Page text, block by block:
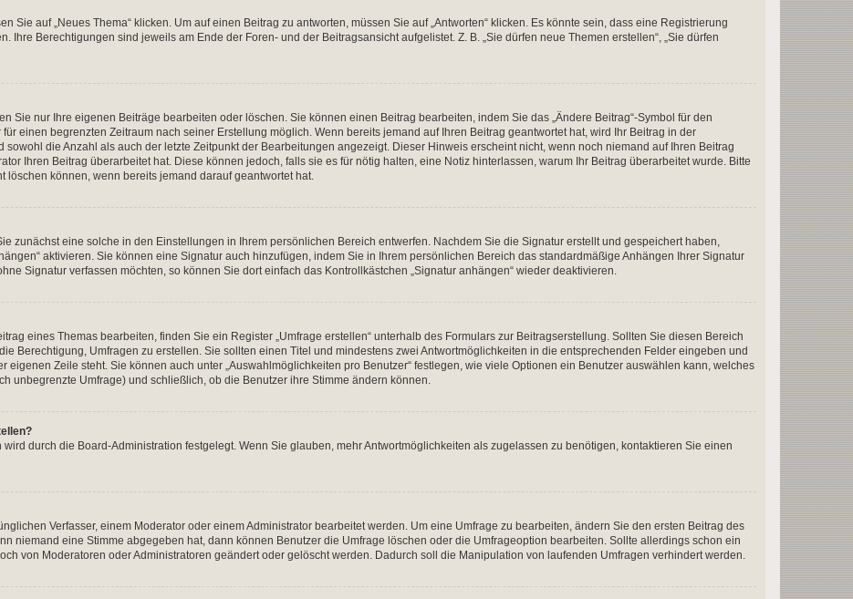
Sie auf „Neues Thema“ klicken. Um auf einen Beitrag zu antworten, müssen Sie auf „Antworten“ klicken. Es könnte sein, dass eine Registrierung
Ihre Berechtigungen sind jeweils am Ende der Foren- und der Beitragsansicht aufgelistet. Z. B. „Sie dürfen neue Themen erstellen“, „Sie dürfen
Sie nur Ihre eigenen Beiträge bearbeiten oder löschen. Sie können einen Beitrag bearbeiten, indem Sie das „Ändere Beitrag“-Symbol für den
einen begrenzten Zeitraum nach seiner Erstellung möglich. Wenn bereits jemand auf Ihren Beitrag geantwortet hat, wird Ihr Beitrag in der
die Anzahl als auch der letzte Zeitpunkt der Bearbeitungen angezeigt. Dieser Hinweis erscheint nicht, wenn noch niemand auf Ihren Beitrag
Ihren Beitrag überarbeitet hat. Diese können jedoch, falls sie es für nötig halten, eine Notiz hinterlassen, warum Ihr Beitrag überarbeitet wurde. Bitte
können, wenn bereits jemand darauf geantwortet hat.
zunächst eine solche in den Einstellungen in Ihrem persönlichen Bereich entwerfen. Nachdem Sie die Signatur erstellt und gespeichert haben,
aktivieren. Sie können eine Signatur auch hinzufügen, indem Sie in Ihrem persönlichen Bereich das standardmäßige Anhängen Ihrer Signatur
Signatur verfassen möchten, so können Sie dort einfach das Kontrollkästchen „Signatur anhängen“ wieder deaktivieren.
eines Themas bearbeiten, finden Sie ein Register „Umfrage erstellen“ unterhalb des Formulars zur Beitragserstellung. Sollten Sie diesen Bereich
Berechtigung, Umfragen zu erstellen. Sie sollten einen Titel und mindestens zwei Antwortmöglichkeiten in die entsprechenden Felder eingeben und
eigenen Zeile steht. Sie können auch unter „Auswahlmöglichkeiten pro Benutzer“ festlegen, wie viele Optionen ein Benutzer auswählen kann, welches
unbegrenzte Umfrage) und schließlich, ob die Benutzer ihre Stimme ändern können.
durch die Board-Administration festgelegt. Wenn Sie glauben, mehr Antwortmöglichkeiten als zugelassen zu benötigen, kontaktieren Sie einen
Verfasser, einem Moderator oder einem Administrator bearbeitet werden. Um eine Umfrage zu bearbeiten, ändern Sie den ersten Beitrag des
niemand eine Stimme abgegeben hat, dann können Benutzer die Umfrage löschen oder die Umfrageoption bearbeiten. Sollte allerdings schon ein
von Moderatoren oder Administratoren geändert oder gelöscht werden. Dadurch soll die Manipulation von laufenden Umfragen verhindert werden.